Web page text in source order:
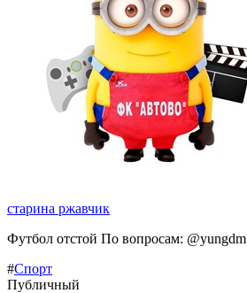
старина ржавчик
Футбол отстой По вопросам: @yungdm
#Спорт
Публичный